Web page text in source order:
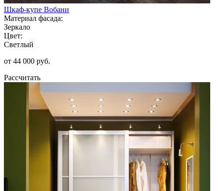
Шкаф-купе Вобани
Материал фасада:
Зеркало
Цвет:
Светлый
от 44 000 руб.
Рассчитать